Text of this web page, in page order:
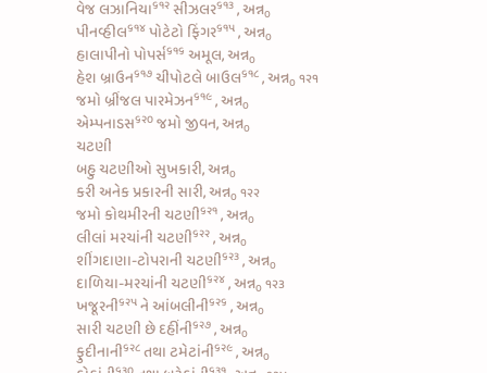
વેજ લઝાનિયા૬૧૨ સીઝલર૬૧૩ , અન્ન૦
પીનવ્હીલ૬૧૪ પોટેટો ફિંગર૬૧૫ , અન્ન૦
હાલાપીનો પોપર્સ૬૧૬ અમૂલ, અન્ન૦
હેશ બ્રાઉન૬૧૭ ચીપોટલે બાઉલ૬૧૮ , અન્ન૦ ૧૨૧
જમો બ્રીંજલ પારમેઝન૬૧૯ , અન્ન૦
એમ્પનાડસ૬૨૦ જમો જીવન, અન્ન૦
ચટણી
બહુ ચટણીઓ સુખકારી, અન્ન૦
કરી અનેક પ્રકારની સારી, અન્ન૦ ૧૨૨
જમો કોથમીરની ચટણી૬૨૧ , અન્ન૦
લીલાં મરચાંની ચટણી૬૨૨ , અન્ન૦
શીંગદાણા-ટોપરાની ચટણી૬૨૩ , અન્ન૦
દાળિયા-મરચાંની ચટણી૬૨૪ , અન્ન૦ ૧૨૩
ખજૂરની૬૨૫ નેઆંબલીની૬૨૬ , અન્ન૦
સારીચટણી છે દહીંની૬૨૭ , અન્ન૦
ફુદીનાની૬૨૮ તથાટમેટાંની૬૨૯ , અન્ન૦